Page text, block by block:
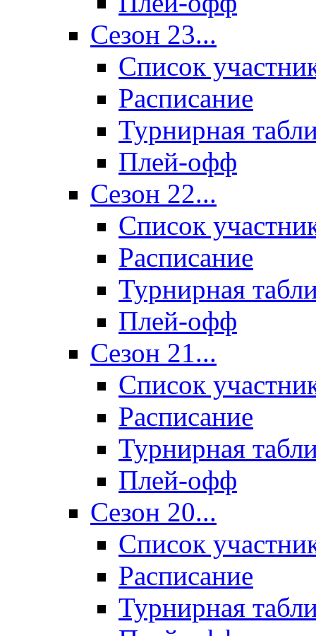
Сезон 23...
Список
Расписание
Турнирная
Плей-офф
Сезон 22...
Список
Расписание
Турнирная
Плей-офф
Сезон 21...
Список
Расписание
Турнирная
Плей-офф
Сезон 20...
Список
Расписание
Турнирная